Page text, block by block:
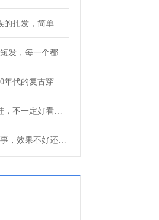
教你九款适合上班族的扎发，简单自然又好看
2020年最好看的4款短发，每一个都十分减
港风老照片曝光：90年代的复古穿搭太时髦，
明星都在穿的无跟鞋，不一定好看，但一定很疼
敷完面膜后不做3件事，效果不好还容易“烂脸